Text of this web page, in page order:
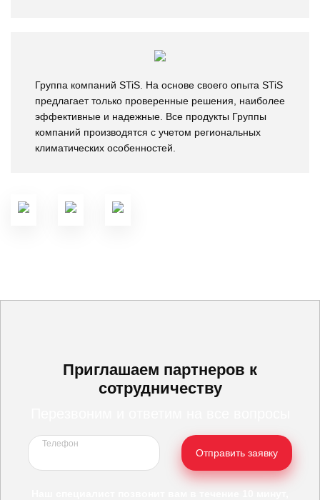
Группа компаний STiS. На основе своего опыта STiS
предлагает только проверенные решения, наиболее
эффективные и надежные. Все продукты Группы
компаний производятся с учетом региональных
климатических особенностей.
Приглашаем партнеров к
сотрудничеству
Телефон
Отправить заявку